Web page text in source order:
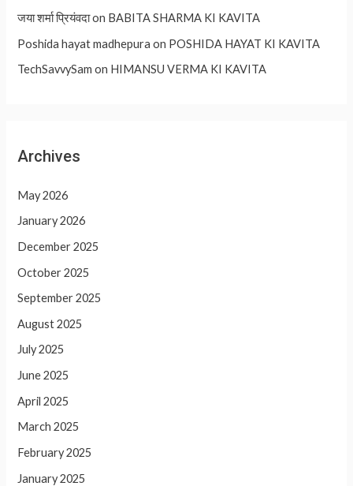
जया शर्मा प्रियंवदाon BABITA SHARMA KI KAVITA
Poshida hayat madhepura on POSHIDA HAYAT KI KAVITA
TechSavvySam on HIMANSU VERMA KI KAVITA
Archives
May 2026
January 2026
December 2025
October 2025
September 2025
August 2025
July 2025
June 2025
April 2025
March 2025
February 2025
January 2025